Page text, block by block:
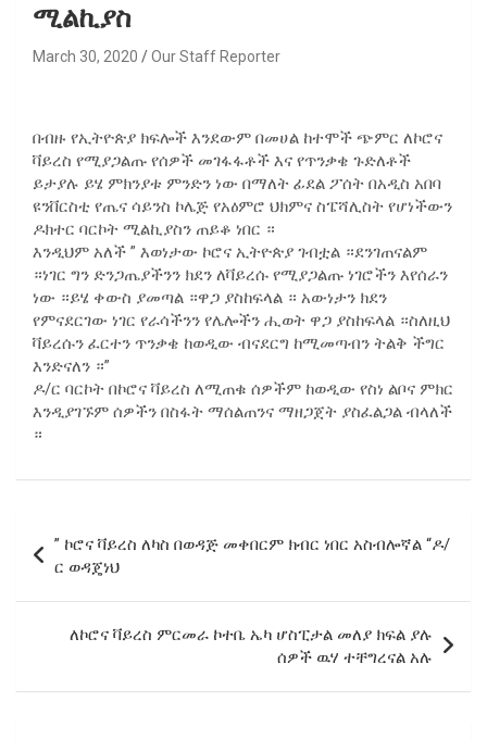
ሚልኪያስ
March 30, 2020 Our Staff Reporter
በብዙ የኢትዮጵያ ክፍሎች እንደውም በመሀል ከተሞች ጭምር ለኮሮና
ቫይረስ የሚያጋልጡ የሰዎች መገፋፋቶች እና የጥንቃቄ ጉድለቶች
ይታያሉ ይሄ ምክንያቱ ምንድን ነው በማለት ፊደል ፖሰት በአዲስ አበባ
ዩንቨርስቲ የጤና ሳይንስ ኮሌጅ የአዕምሮ ህክምና ስፔሻሊስት የሆነችውን
ዶክተር ባርኮት ሚልኪያስን ጠይቆ ነበር ።
እንዲህም አለች ” እወነታው ኮሮና ኢትዮጵያ ገብቷል ።ደንገጠናልም
።ነገር ግን ድንጋጤያችንን ክደን ለቫይረሱ የሚያጋልጡ ነገሮችን እየሰራን
ነው ።ይሄ ቀውስ ያመጣል ።ዋጋ ያስከፍላል ። አውነታን ክደን
የምናደርገው ነገር የራሳችንን የሌሎችን ሒወት ዋጋ ያስከፍላል ።ስለዚህ
ቫይረሱን ፈርተን ጥንቃቄ ከወዲው ብናደርግ ከሚመጣብን ትልቅ ችግር
እንድናለን ።”
ዶ/ር ባርኮት በኮሮና ቫይረስ ለሚጠቁ ሰዎችም ከወዲው የስነ ልቦና ምክር
እንዲያገኙም ሰዎችን በስፋት ማሰልጠንና ማዘጋጀት ያስፈልጋል ብላለች
።
navigation
” ኮሮና ቫይረስ ለካስ በወዳጅ መቀበርም ክብር ነበር አስብሎኛል “ዶ/
ር ወዳጄነህ
ለኮሮና ቫይረስ ምርመራ ኮተቤ ኤካ ሆስፒታል መለያ ክፍል ያሉ
ሰዎች ዉሃ ተቸግረናል አሉ